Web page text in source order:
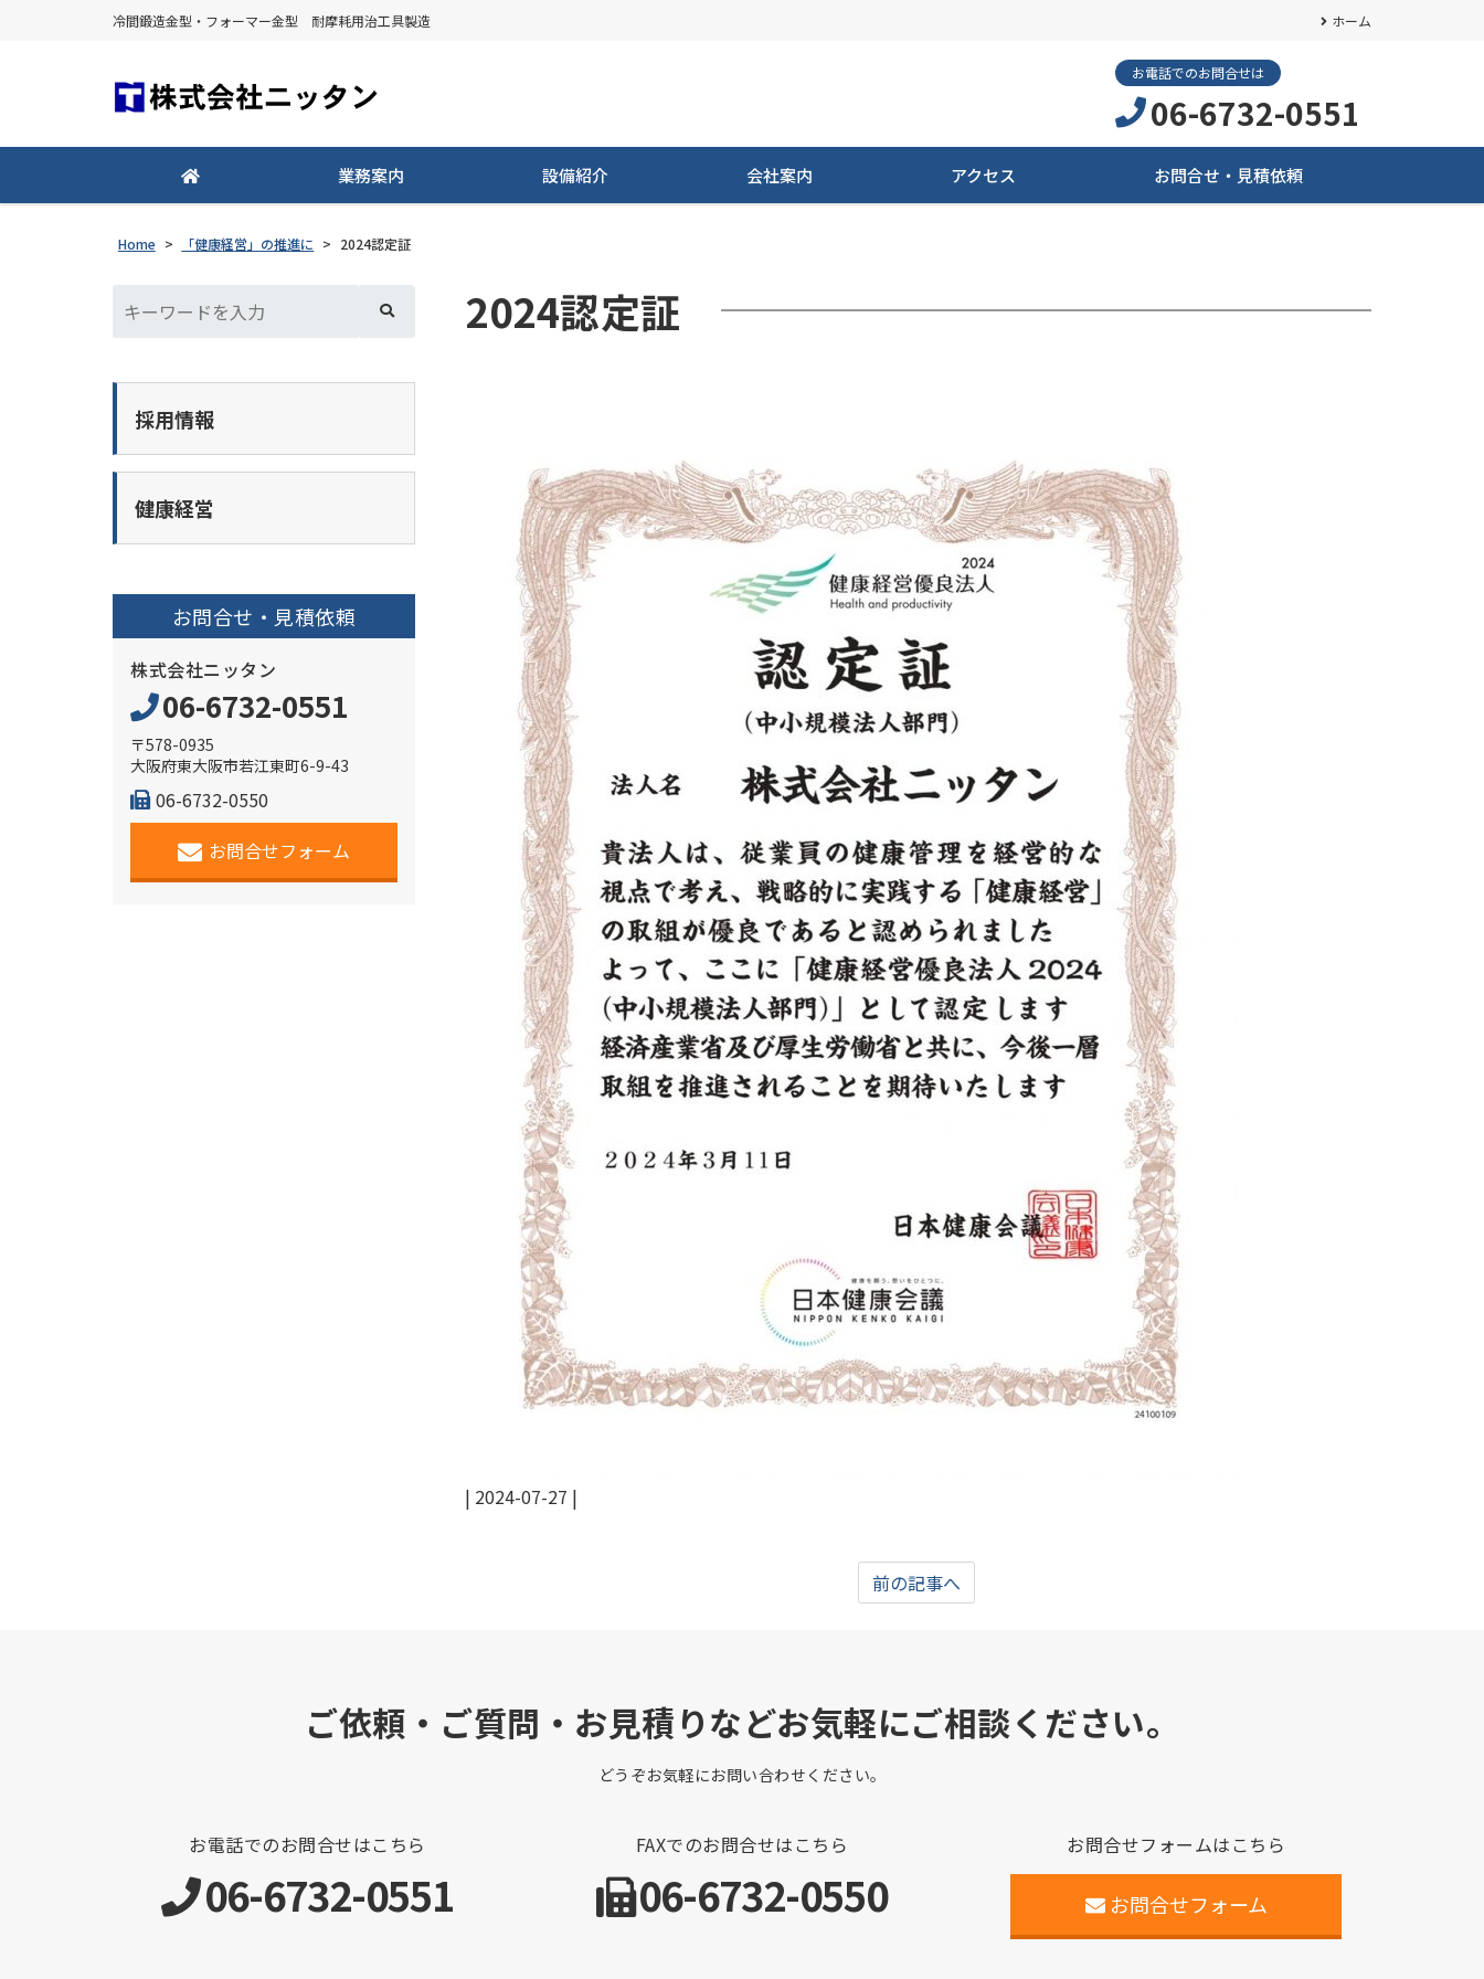
冷間鍛造金型・フォーマー金型 耐摩耗用治工具製造 ホーム
お電話でのお問合せは
06-6732-0551
業務案内 設備紹介 会社案内 アクセス お問合せ・見積依頼
Home > 「健康経営」の推進に > 2024認定証
2024認定証
| 2024-07-27 |
前の記事へ
採用情報
健康経営
お問合せ・見積依頼
株式会社ニッタン
06-6732-0551
〒578-0935
大阪府東大阪市若江東町6-9-43
06-6732-0550
お問合せフォーム
ご依頼・ご質問・お見積りなどお気軽にご相談ください。
どうぞお気軽にお問い合わせください。
お電話でのお問合せはこちら
06-6732-0551
FAXでのお問合せはこちら
06-6732-0550
お問合せフォームはこちら
お問合せフォーム